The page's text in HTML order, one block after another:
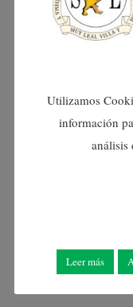
març 2024
gener 2024
desembre 2023
setembre 2023
Utilizamos
información
análisis
Leer más